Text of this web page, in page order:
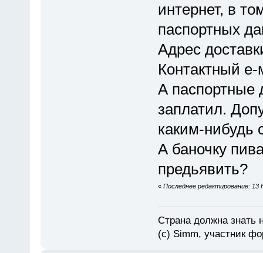
интернет, в
паспортных
Адрес
Контактный
А паспортные
заплатил.
каким-нибудь
А баночку
предьявить?
« Последнее редактирование: 13
Страна должна знать
(c) Simm, участник